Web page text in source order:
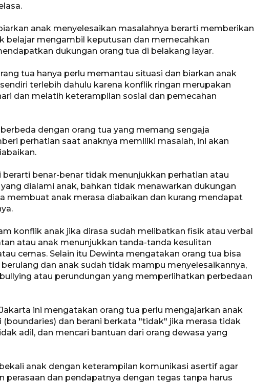
anak menyelesaikan masalahnya berarti memberikan
belajar mengambil keputusan dan memecahkan
dukungan orang tua di belakang layar.
tua hanya perlu memantau situasi dan biarkan anak
terlebih dahulu karena konflik ringan merupakan
dan melatih keterampilan sosial dan pemecahan
dengan orang tua yang memang sengaja
perhatian saat anaknya memiliki masalah, ini akan
berarti benar-benar tidak menunjukkan perhatian atau
dialami anak, bahkan tidak menawarkan dukungan
membuat anak merasa diabaikan dan kurang mendapat
konflik anak jika dirasa sudah melibatkan fisik atau verbal
atau anak menunjukkan tanda-tanda kesulitan
cemas. Selain itu Dewinta mengatakan orang tua bisa
dan anak sudah tidak mampu menyelesaikannya,
atau perundungan yang memperlihatkan perbedaan
ini mengatakan orang tua perlu mengajarkan anak
dan berani berkata "tidak" jika merasa tidak
adil, dan mencari bantuan dari orang dewasa yang
anak dengan keterampilan komunikasi asertif agar
perasaan dan pendapatnya dengan tegas tanpa harus